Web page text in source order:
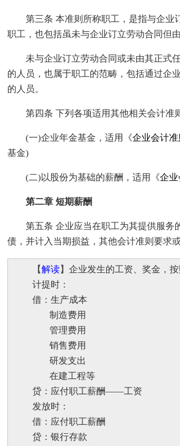
第三条 本准则所称职工，是指与企业
职工，也包括虽未与企业订立劳动合同但
未与企业订立劳动合同或未由其正式任
的人员，也属于职工的范畴，包括通过企
的人员。
第四条 下列各项适用其他相关会计准
(一)企业年金基金，适用《企业会计
基金)
(二)以股份为基础的薪酬，适用《企
第二章 短期薪酬
第五条 企业应当在职工为其提供服务
债，并计入当期损益，其他会计准则要求
【解读】企业发生的工资、奖金，按
计提时：
借：生产成本
制造费用
管理费用
销售费用
研发支出
在建工程等
贷：应付职工薪酬——工资
发放时：
借：应付职工薪酬
贷：银行存款